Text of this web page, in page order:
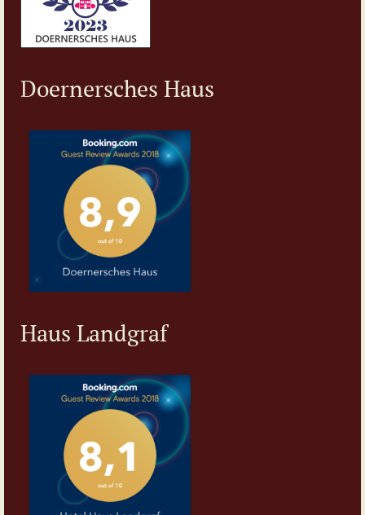
Doernersches Haus
Haus Landgraf